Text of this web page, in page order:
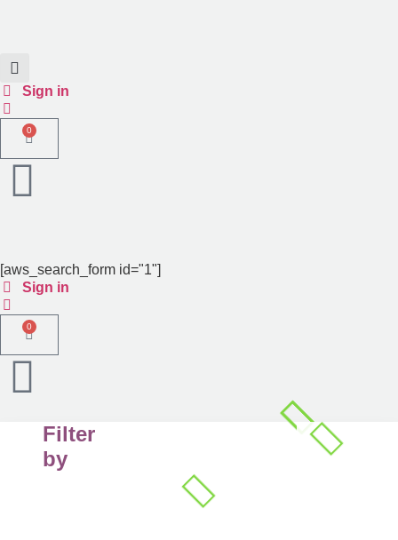
Sign in
0
[aws_search_form id="1"]
Sign in
0
Filter
by